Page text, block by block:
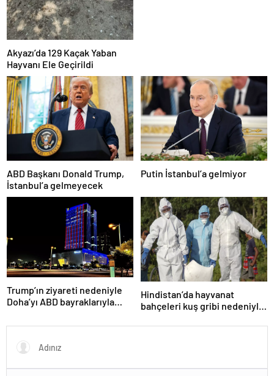
Akyazı’da 129 Kaçak Yaban
Hayvanı Ele Geçirildi
ABD Başkanı Donald Trump,
İstanbul’a gelmeyecek
Putin İstanbul’a gelmiyor
Trump’ın ziyareti nedeniyle
Doha’yı ABD bayraklarıyla
Hindistan’da hayvanat
bahçeleri kuş gribi nedeniyle